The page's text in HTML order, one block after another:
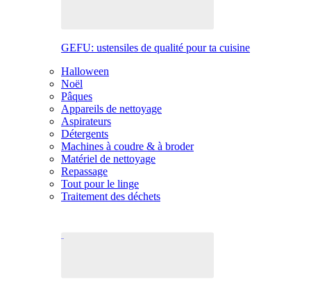
GEFU: ustensiles de qualité pour ta cuisine
Halloween
Noël
Pâques
Appareils de nettoyage
Aspirateurs
Détergents
Machines à coudre & à broder
Matériel de nettoyage
Repassage
Tout pour le linge
Traitement des déchets